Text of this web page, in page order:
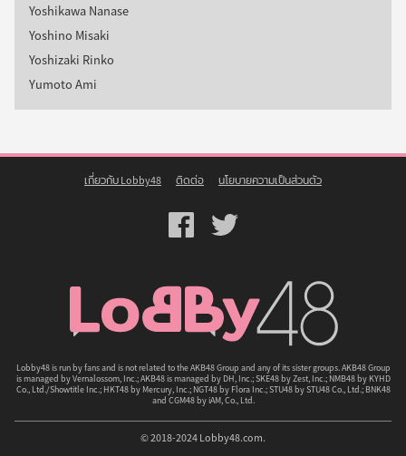
Yoshikawa Nanase
Yoshino Misaki
Yoshizaki Rinko
Yumoto Ami
เกี่ยวกับ Lobby48 ติดต่อ นโยบายความเป็นส่วนตัว
Logo
Lobby48 is run by fans and is not related to the AKB48 Group and any of its sister groups. AKB48 Group
is managed by Vernalossom, Inc.; AKB48 is managed by DH, Inc.; SKE48 by Zest, Inc.; NMB48 by KYHD
Co., Ltd./Showtitle Inc.; HKT48 by Mercury, Inc.; NGT48 by Flora Inc.; STU48 by STU48 Co., Ltd.; BNK48
and CGM48 by iAM, Co., Ltd.
© 2018-2024 Lobby48.com.